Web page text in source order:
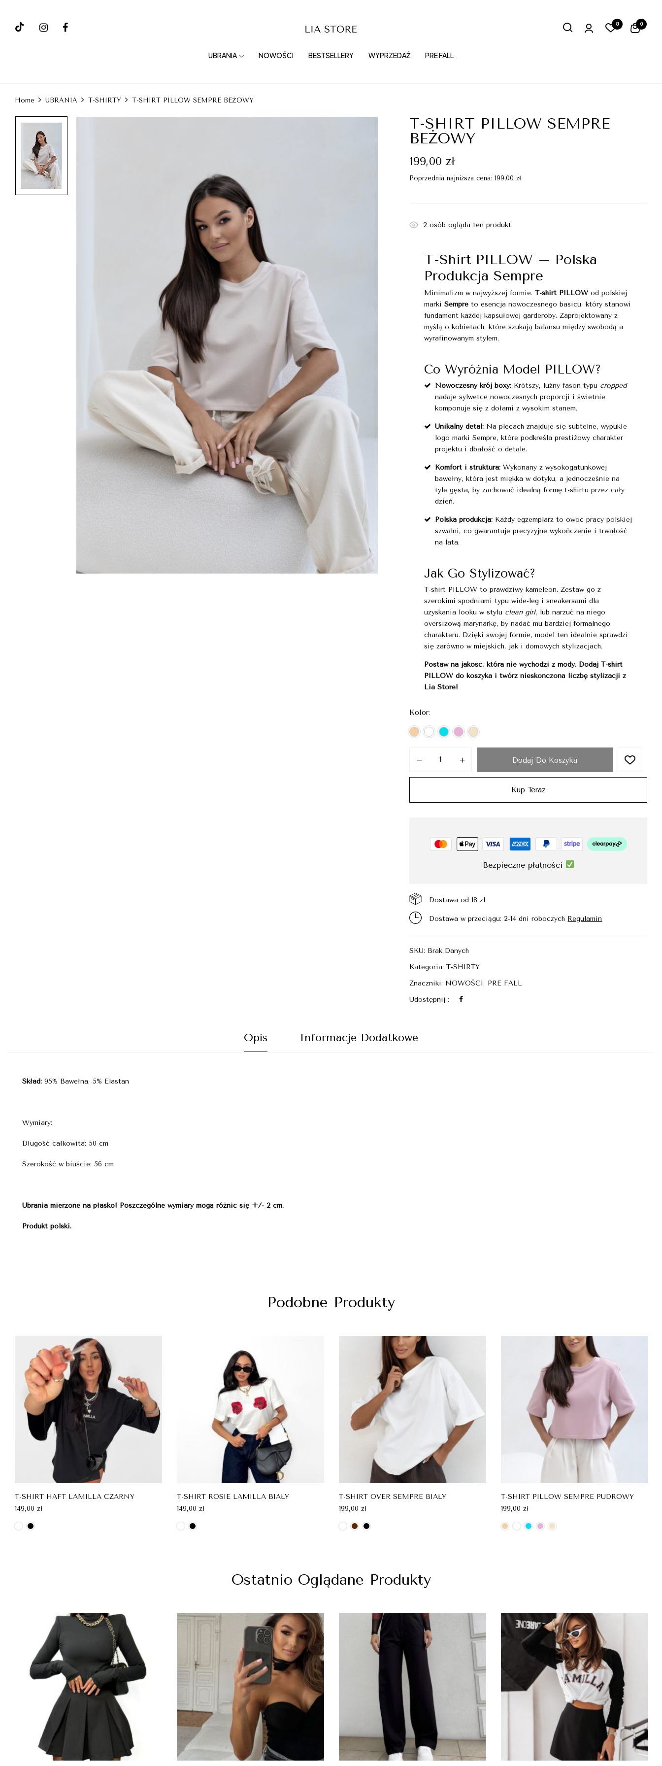
8 0
UBRANIA NOWOŚCI BESTSELLERY WYPRZEDAŻ PRE FALL
Home UBRANIA T-SHIRTY T-SHIRT PILLOW SEMPRE BEŻOWY
T-SHIRT PILLOW SEMPRE
BEŻOWY
199,00zł
Poprzednia najniższa cena:199,00zł.
2 osób ogląda ten produkt
T-Shirt PILLOW – Polska
Produkcja Sempre
Minimalizm w najwyższej formie.T-shirt PILLOW od polskiej
markiSempre to esencja nowoczesnego basicu, który stanowi
fundament każdej kapsułowej garderoby. Zaprojektowany z
myślą o kobietach, które szukają balansu między swobodą a
wyrafinowanym stylem.
Co Wyróżnia Model PILLOW?
Nowoczesny krój boxy: Krótszy, luźny fason typu cropped
nadaje sylwetce nowoczesnych proporcji i świetnie
komponuje się z dołami z wysokim stanem.
Unikalny detal: Na plecach znajduje się subtelne, wypukłe
logo marki Sempre, które podkreśla prestiżowy charakter
projektu i dbałość o detale.
Komfort i struktura: Wykonany z wysokogatunkowej
bawełny, która jest miękka w dotyku, a jednocześnie na
tyle gęsta, by zachować idealną formę t-shirtu przez cały
dzień.
Polska produkcja: Każdy egzemplarz to owoc pracy polskiej
szwalni, co gwarantuje precyzyjne wykończenie i trwałość
na lata.
Jak Go Stylizować?
T-shirt PILLOW to prawdziwy kameleon. Zestaw go z
szerokimi spodniami typu wide-leg i sneakersami dla
uzyskania looku w stylu clean girl, lub narzuć na niego
oversizową marynarkę, by nadać mu bardziej formalnego
charakteru. Dzięki swojej formie, model ten idealnie sprawdzi
się zarówno w miejskich, jak i domowych stylizacjach.
Postaw na jakość, która nie wychodzi z mody. Dodaj T-shirt
PILLOW do koszyka i twórz nieskończoną liczbę stylizacji z
Lia Store!
Kolor
Dodaj Do Koszyka
Kup Teraz
Bezpieczne płatności
Dostawa od 18 zl
Dostawa w przeciągu: 2-14 dni roboczych Regulamin
SKU: Brak Danych
Kategoria:T-SHIRTY
Znaczniki: NOWOŚCI, PRE FALL
Udostępnij :
Opis Informacje Dodatkowe
Skład: 95% Bawełna, 5% Elastan
Wymiary:
Długość całkowita: 50 cm
Szerokość w biuście: 56 cm
Ubrania mierzone na płasko! Poszczególne wymiary mogą różnić się +/- 2 cm.
Produkt polski.
Podobne Produkty
T-SHIRT HAFT LAMILLA CZARNY
149,00 zł
T-SHIRT ROSIE LAMILLA BIAŁY
149,00 zł
T-SHIRT OVER SEMPRE BIAŁY
199,00 zł
T-SHIRT PILLOW SEMPRE PUDROWY
199,00 zł
Ostatnio Oglądane Produkty